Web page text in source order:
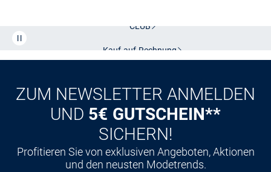
CLUB
Kauf auf Rechnung
ZUM NEWSLETTER ANMELDEN
UND 5€ GUTSCHEIN**
SICHERN!
Profitieren Sie von exklusiven Angeboten, Aktionen
und den neusten Modetrends.